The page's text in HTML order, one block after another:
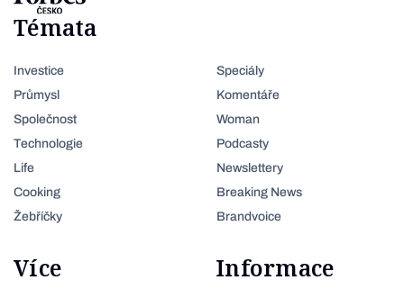
Témata
Investice
Průmysl
Společnost
Technologie
Life
Cooking
Žebříčky
Speciály
Komentáře
Woman
Podcasty
Newslettery
Breaking News
Brandvoice
Více Informace